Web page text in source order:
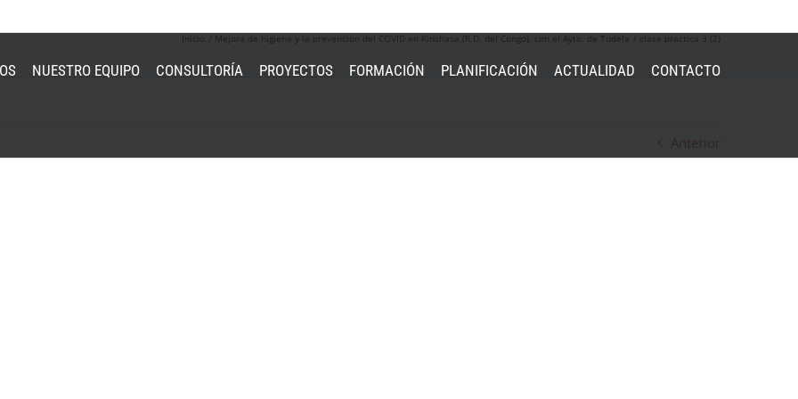
NUESTRO EQUIPO CONSULTORÍA PROYECTOS FORMACIÓN PLANIFICACIÓN ACTUALIDAD CONTACTO
Inicio Mejora de higiene y la prevención del COVID en Kinshasa (R.D. del Congo), con el Ayto. de Tudela clase practica 3 (2)
Anterior